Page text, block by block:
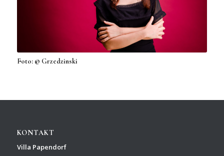
Foto: © Grzedzinski
KONTAKT
Villa Papendorf